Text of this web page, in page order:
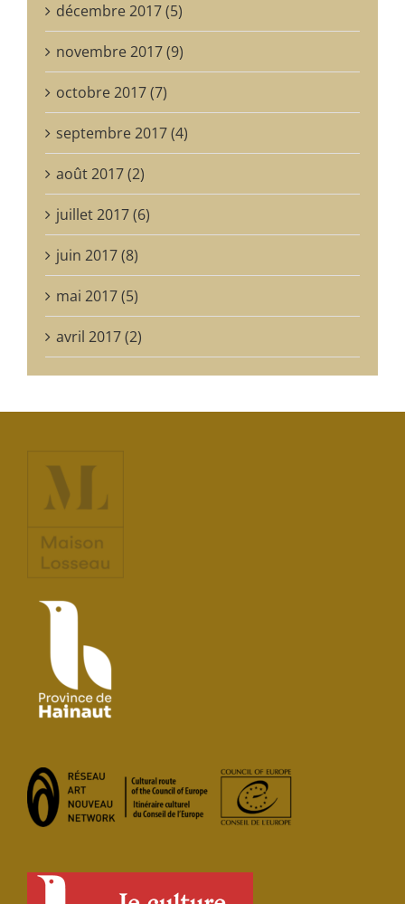
décembre 2017 (5)
novembre 2017 (9)
octobre 2017 (7)
septembre 2017 (4)
août 2017 (2)
juillet 2017 (6)
juin 2017 (8)
mai 2017 (5)
avril 2017 (2)